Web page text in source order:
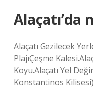
Alaçatı’da
Alaçatı Gezilecek
PlajıÇeşme
Koyu.Alaçatı Yel
Konstantinos